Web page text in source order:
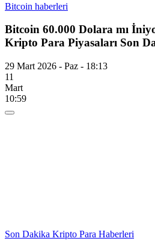
Bitcoin haberleri
Bitcoin 60.000 Dolara mı
Kripto Para Piyasaları Son
29 Mart 2026 - Paz - 18:13
11
Mart
10:59
Son Dakika Kripto Para Haberleri